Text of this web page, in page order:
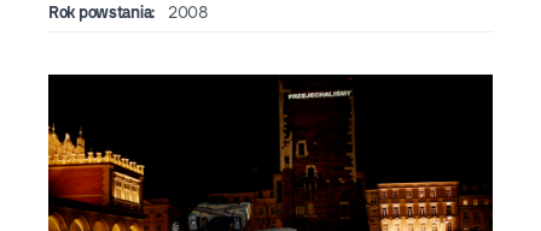
Rok powstania: 2008